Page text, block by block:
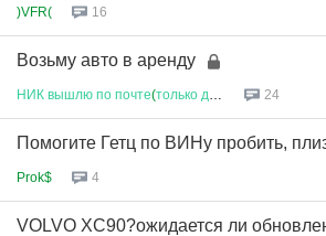
)VFR( 16
Возьму авто в аренду
НИК вышлю по почте(только деву 24
Помогите Гетц по ВИНу пробить,
Prok$ 4
VOLVO XC90?ожидается ли